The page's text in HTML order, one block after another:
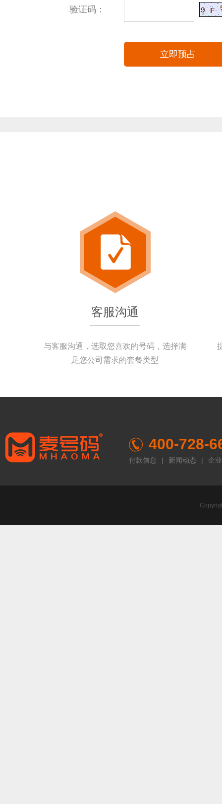
验证码：
客服沟通
与客服沟通，选取您喜欢的号码，选择满
足您公司需求的套餐类型
400-728-
付款信息 | 新闻动态 | 企